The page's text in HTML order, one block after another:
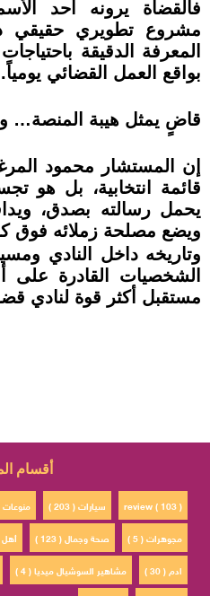
فالقضاة يرونه أحد
مشروع تطويري حقيقي
المعرفة الدقيقة
بواقع العمل القضائي يومياً.
قاضٍ يمثل هيبة المنصة…
إن المستشار محمود
قائمة انتخابية، بل هو
يحمل رسالته بصدق،
ويضع مصلحة زملائه فوق
وتاريخه داخل النادي
الشخصيات القادرة على
مستقبل أكثر قوة لنادي
أقسام
منوعات ( سيارات ( 203 )
review ( 103 )
أهل صحة وجمال ( 123 )
مجوهرات ( 5 )
مشاهير السوشيال ميديا ( 4 )
ادم ( 30 )